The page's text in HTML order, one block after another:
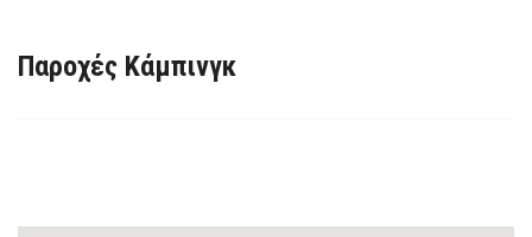
Παροχές Κάμπινγκ